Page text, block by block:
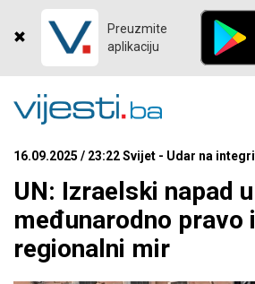
Preuzmite
aplikaciju
16.09.2025 / 23:22 Svijet - Udar na
UN: Izraelski napad
međunarodno pravo
regionalni mir